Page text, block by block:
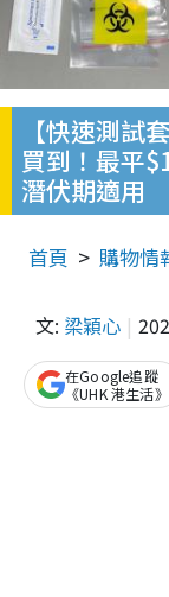
【快速測試
買到！最平
潛伏期適用
首頁 購物情
文: 梁穎心
在Google追蹤
《UHK 港生活》